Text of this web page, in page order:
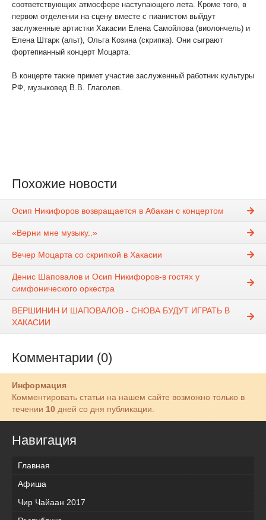
соответствующих атмосфере наступающего лета. Кроме того, в
первом отделении на сцену вместе с пианистом выйдут
заслуженные артистки Хакасии Елена Самойлова (виолончель) и
Елена Штарк (альт), Ольга Козина (скрипка). Они сыграют
фортепианный концерт Моцарта.
В концерте также примет участие заслуженный работник культуры
РФ, музыковед В.В. Глаголев.
Похожие новости
Осип Никифоров возвращается в Абакан с концертом
«Верни мне музыку..»
Вечер Моцарта со скрипкой в Хакасии
Денис Шаповалов и Осип Никифоров-в гостях у
симфонического оркестра
ВЕРШИНИН И ШАПОВАЛОВ - СНОВА БУДУТ ИГРАТЬ В
ХАКАСИИ
Комментарии (0)
Информация
Комментировать статьи на нашем сайте возможно только в
течении 10 дней со дня публикации.
Навигация
Главная
Афиша
Чир Чайаан 2017